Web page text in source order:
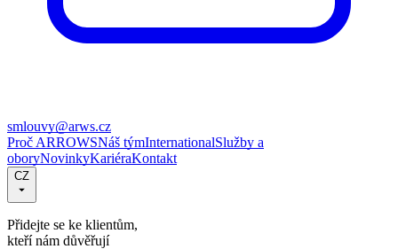
smlouvy@arws.cz
Proč ARROWSNáš týmInternationalSlužby a
oboryNovinkyKariéraKontakt
CZ
Přidejte se ke klientům,
kteří nám důvěřují